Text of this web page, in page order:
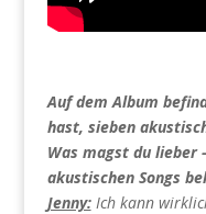
Auf dem Album
hast, sieben
Was magst du lieber
akustischen Songs
Jenny:Ich kann